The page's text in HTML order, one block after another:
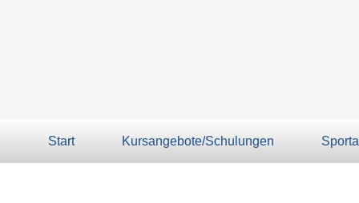
Start Kursangebote/Schulungen